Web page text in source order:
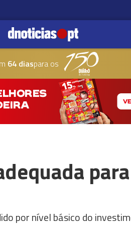
64 diaspara os
por nível básico do